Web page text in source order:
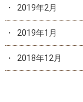
2019年2月
2019年1月
2018年12月